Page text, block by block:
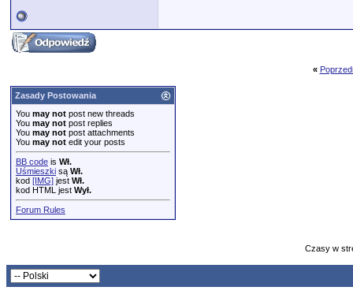
«
Zasady Postowania
You may not post new threads
You may not post replies
You may not post attachments
You may not edit your posts
BB code is Wł.
Uśmieszki są Wł.
kod [IMG] jest Wł.
kod HTML jest Wył.
Forum Rules
Czasy w